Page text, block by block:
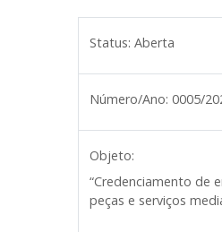
Status: Aberta
Número/Ano: 0005/
Objeto:
“Credenciamento de
peças e serviços